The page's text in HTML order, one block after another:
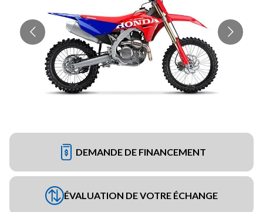
DEMANDE DE FINANCEMENT
ÉVALUATION DE VOTRE ÉCHANGE